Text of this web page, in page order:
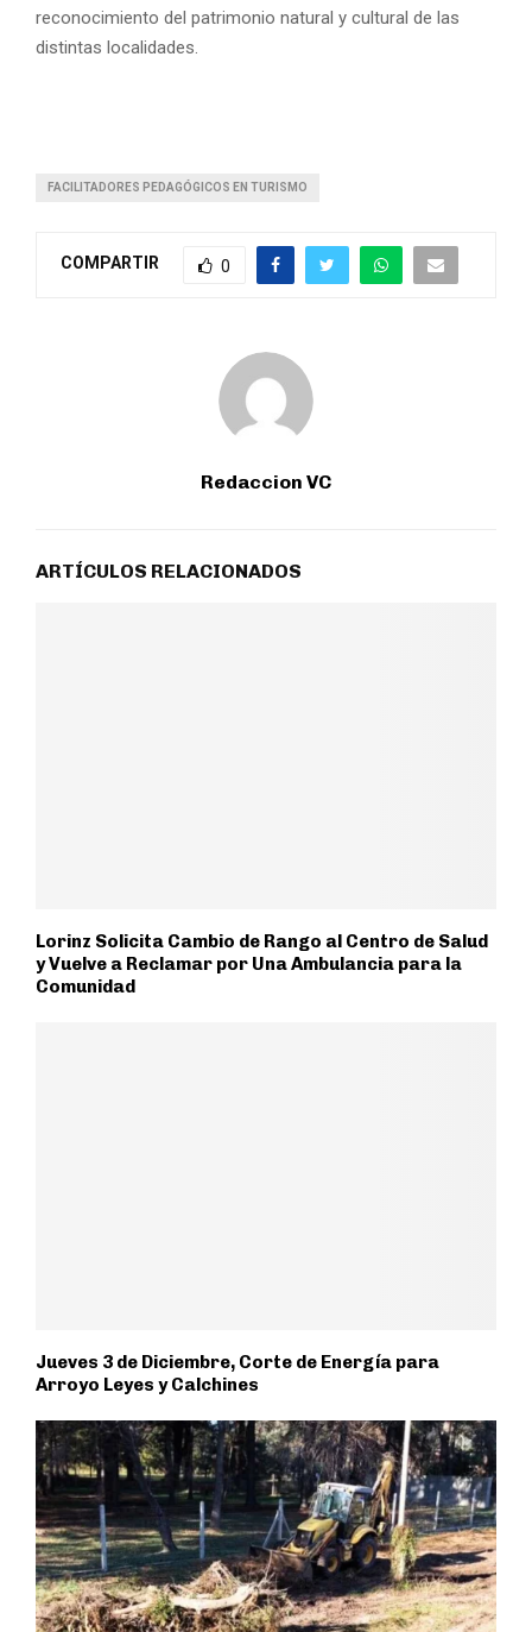
reconocimiento del patrimonio natural y cultural de las
distintas localidades.
FACILITADORES PEDAGÓGICOS EN TURISMO
COMPARTIR 0
Redaccion VC
ARTÍCULOS RELACIONADOS
Lorinz Solicita Cambio de Rango al Centro de Salud
y Vuelve a Reclamar por Una Ambulancia para la
Comunidad
Jueves 3 de Diciembre, Corte de Energía para
Arroyo Leyes y Calchines